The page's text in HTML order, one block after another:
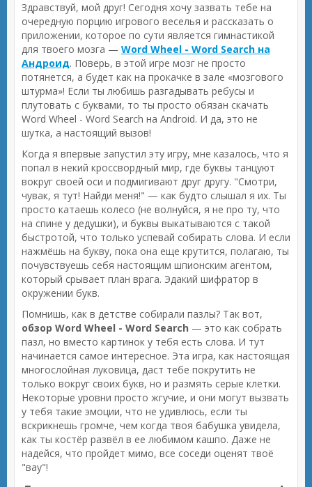
Здравствуй, мой друг! Сегодня хочу зазвать тебе на
очередную порцию игрового веселья и рассказать о
приложении, которое по сути является гимнастикой
для твоего мозга — Word Wheel - Word Search на
Андроид. Поверь, в этой игре мозг не просто
потянется, а будет как на прокачке в зале «мозгового
штурма»! Если ты любишь разгадывать ребусы и
плутовать с буквами, то ты просто обязан скачать
Word Wheel - Word Search на Android. И да, это не
шутка, а настоящий вызов!
Когда я впервые запустил эту игру, мне казалось, что я
попал в некий кроссвордный мир, где буквы танцуют
вокруг своей оси и подмигивают друг другу. "Смотри,
чувак, я тут! Найди меня!" — как будто слышал я их. Ты
просто катаешь колесо (не волнуйся, я не про ту, что
на спине у дедушки), и буквы выкатываются с такой
быстротой, что только успевай собирать слова. И если
нажмёшь на букву, пока она еще крутится, полагаю, ты
почувствуешь себя настоящим шпионским агентом,
который срывает план врага. Эдакий шифратор в
окружении букв.
Помнишь, как в детстве собирали пазлы? Так вот,
обзор Word Wheel - Word Search — это как собрать
пазл, но вместо картинок у тебя есть слова. И тут
начинается самое интересное. Эта игра, как настоящая
многослойная луковица, даст тебе покрутить не
только вокруг своих букв, но и размять серые клетки.
Некоторые уровни просто жгучие, и они могут вызвать
у тебя такие эмоции, что не удивлюсь, если ты
вскрикнешь громче, чем когда твоя бабушка увидела,
как ты костёр развёл в ее любимом кашпо. Даже не
надейся, что пройдет мимо, все соседи оценят твоё
"вау"!